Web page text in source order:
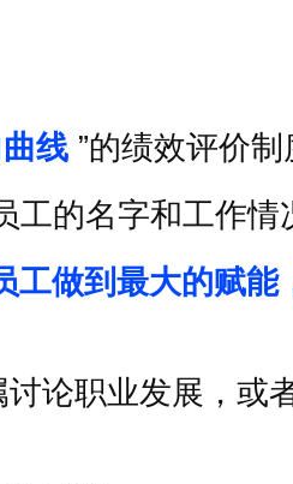
线 ”的绩效评价制
的名字和工作情
工做到最大的赋能
论职业发展，或